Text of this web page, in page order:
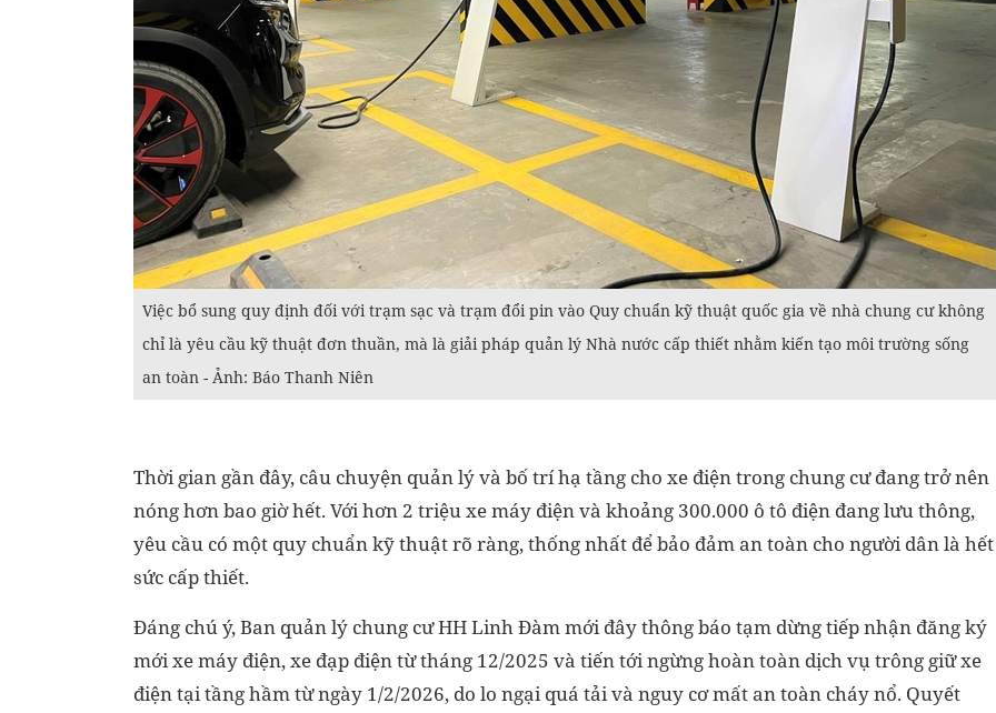
Việc bổ sung quy định đối với trạm sạc và trạm đổi pin vào Quy chuẩn kỹ thuật quốc gia về nhà chung cư không
chỉ là yêu cầu kỹ thuật đơn thuần, mà là giải pháp quản lý Nhà nước cấp thiết nhằm kiến tạo môi trường sống
an toàn - Ảnh: Báo Thanh Niên
Thời gian gần đây, câu chuyện quản lý và bố trí hạ tầng cho xe điện trong chung cư đang trở nên
nóng hơn bao giờ hết. Với hơn 2 triệu xe máy điện và khoảng 300.000 ô tô điện đang lưu thông,
yêu cầu có một quy chuẩn kỹ thuật rõ ràng, thống nhất để bảo đảm an toàn cho người dân là hết
sức cấp thiết.
Đáng chú ý, Ban quản lý chung cư HH Linh Đàm mới đây thông báo tạm dừng tiếp nhận đăng ký
mới xe máy điện, xe đạp điện từ tháng 12/2025 và tiến tới ngừng hoàn toàn dịch vụ trông giữ xe
điện tại tầng hầm từ ngày 1/2/2026, do lo ngại quá tải và nguy cơ mất an toàn cháy nổ. Quyết